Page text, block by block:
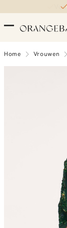
Home Vrouwen